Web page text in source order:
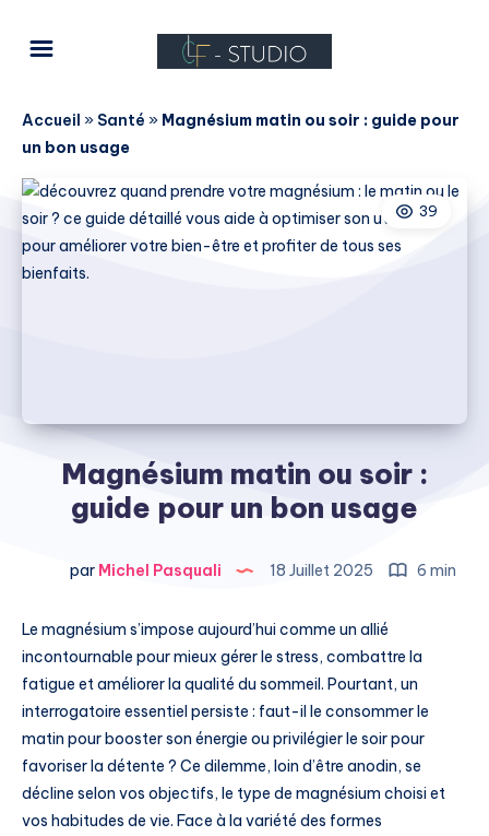
Accueil » Santé » Magnésium matin ou soir : guide pour
un bon usage
39
Magnésium matin ou soir :
guide pour un bon usage
parMichel Pasquali 18 Juillet 2025 6 min
Le magnésium s’impose aujourd’hui comme un allié
incontournable pour mieux gérer le stress, combattre la
fatigue et améliorer la qualité du sommeil. Pourtant, un
interrogatoire essentiel persiste : faut-il le consommer le
matin pour booster son énergie ou privilégier le soir pour
favoriser la détente ? Ce dilemme, loin d’être anodin, se
décline selon vos objectifs, le type de magnésium choisi et
vos habitudes de vie. Face à la variété des formes